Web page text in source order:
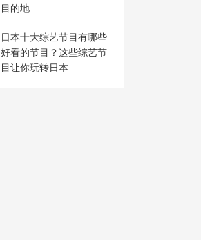
目的地
日本十大综艺节目有哪些
好看的节目？这些综艺节
目让你玩转日本